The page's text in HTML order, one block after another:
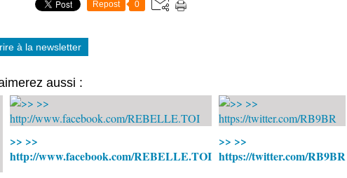
Repost 0
à la newsletter
aussi :
>> >>
http://www.facebook.com/REBELLE.TOI
>> >>
https://twitter.com/RB9BR